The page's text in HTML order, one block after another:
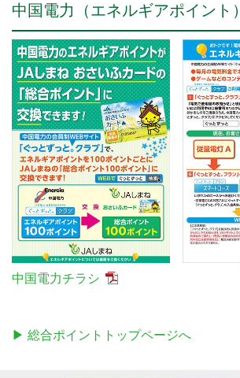
中国電力（エネルギアポイント）
中国電力チラシ
▶ 総合ポイントトップページへ